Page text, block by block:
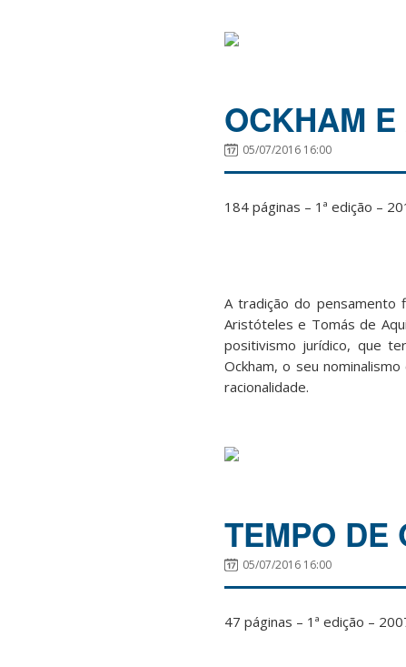
OCKHAM
05/07/2016 16:00
184 páginas – 1ª edição –
A tradição do pensamento
Aristóteles e Tomás de
positivismo jurídico, que
Ockham, o seu
racionalidade.
TEMPO DE
05/07/2016 16:00
47 páginas – 1ª edição –